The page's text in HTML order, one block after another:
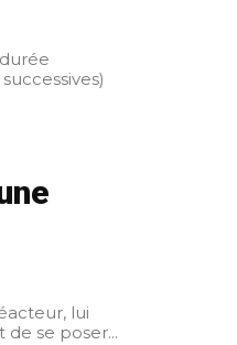
lui
avant de se poser...